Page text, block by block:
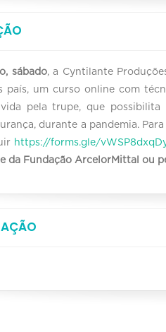
sábado, a Cyntilante
país, um curso online com
pela trupe, que
durante a pandemia.
https://forms.gle/
da Fundação ArcelorMittal ou